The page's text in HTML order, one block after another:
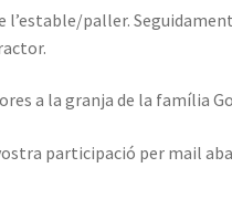
paller.
a la granja de la família
participació per mail